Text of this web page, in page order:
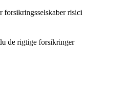
forsikringsselskaber risici
de rigtige forsikringer